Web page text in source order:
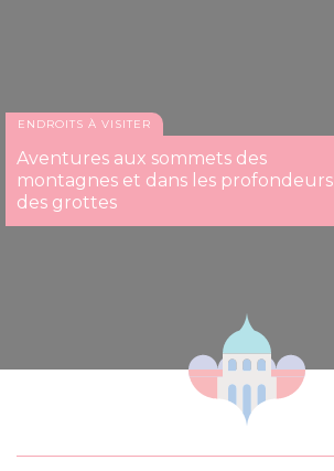
ENDROITS À VISITER
Aventures aux sommets des
montagnes et dans les profondeurs
des grottes